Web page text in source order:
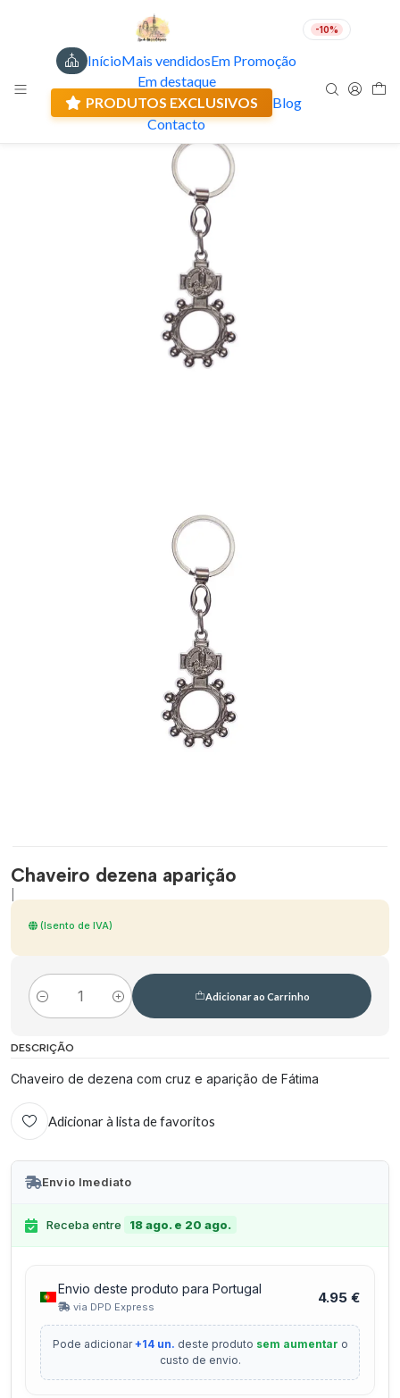
-10%
InícioMais vendidosEm Promoção
Em destaque
PRODUTOS EXCLUSIVOS
Blog
Contacto
EUR
Chaveiro dezena aparição
(Isento de IVA)
Quantidade
Adicionar ao Carrinho
DESCRIÇÃO
Chaveiro de dezena com cruz e aparição de Fátima
Adicionar à lista de favoritos
Envio Imediato
Receba entre 18 ago. e 20 ago.
Envio deste produto para Portugal
via DPD Express
4.95 €
Pode adicionar+14 un. deste produto sem aumentar o
custo de envio.